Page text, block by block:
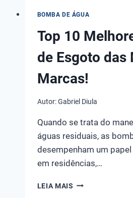
BOMBA DE ÁGUA
Top 10
de Esgoto das
Marcas!
Autor: Gabriel Diula
Quando se trata do
águas residuais, as
desempenham um
em residências,…
LEIA MAIS TOP